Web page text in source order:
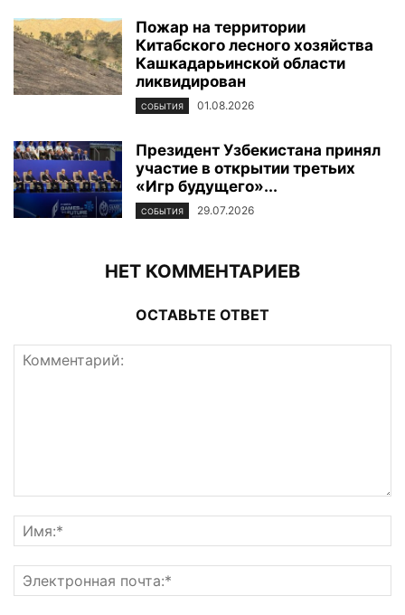
Пожар на территории
Китабского лесного хозяйства
Кашкадарьинской области
ликвидирован
СОБЫТИЯ 01.08.2026
Президент Узбекистана принял
участие в открытии третьих
«Игр будущего»...
СОБЫТИЯ 29.07.2026
НЕТ КОММЕНТАРИЕВ
ОСТАВЬТЕ ОТВЕТ